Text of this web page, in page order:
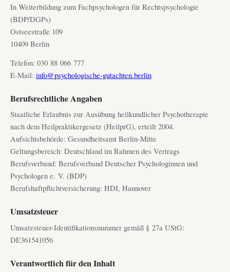
In Weiterbildung zum Fachpsychologen für Rechtspsychologie
(BDP/DGPs)
Ostseestraße 109
10409 Berlin
Telefon: 030 88 066 777
E-Mail: info@psychologische-gutachten.berlin
Berufsrechtliche Angaben
Staatliche Erlaubnis zur Ausübung heilkundlicher Psychotherapie
nach dem Heilpraktikergesetz (HeilprG), erteilt 2004.
Aufsichtsbehörde: Gesundheitsamt Berlin-Mitte
Geltungsbereich: Deutschland im Rahmen des Vertrags
Berufsverband: Berufsverband Deutscher Psychologinnen und
Psychologen e. V. (BDP)
Berufshaftpflichtversicherung: HDI, Hannover
Umsatzsteuer
Umsatzsteuer-Identifikationsnummer gemäß § 27a UStG:
DE361541056
Verantwortlich für den Inhalt